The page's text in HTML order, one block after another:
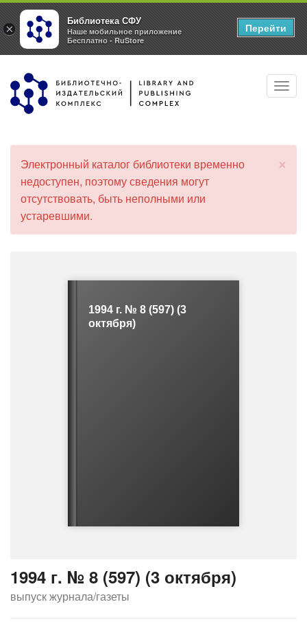
Перейти
основному
×
о
о
б
щ
е
Электронный каталог библиотеки временно
недоступен, поэтому сведения могут
отсутствовать, быть неполными или
устаревшими.
1994 г. № 8 (597) (3
октября)
1994 г. № 8 (597) (3 октября)
выпуск журнала/газеты
×
Библиотека СФУ
Наше мобильное приложение
Бесплатно - RuStore
Перейти